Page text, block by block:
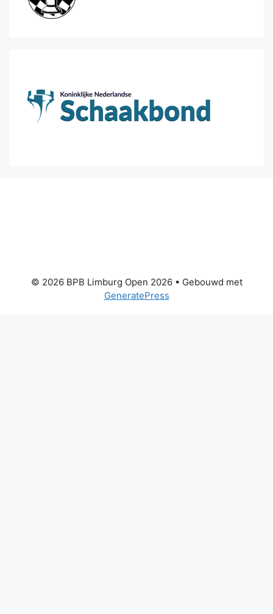
© 2026 BPB Limburg Open 2026• Gebouwd met
GeneratePress